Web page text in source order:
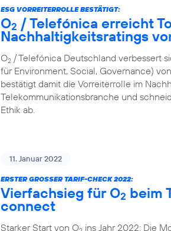
ESG VORREITERROLLE BESTÄTIGT:
O2 / Telefónica erreicht
Nachhaltigkeitsratings
O2 / Telefónica Deutschland verbessert
für Environment, Social, Governance)
bestätigt damit die Vorreiterrolle im
Telekommunikationsbranche und
Ethik ab.
11. Januar 2022
ERSTER GROSSER TARIF-CHECK 2022:
Vierfachsieg für O2 beim
connect
Starker Start von O ins Jahr 2022: Die